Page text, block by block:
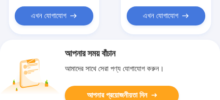
এখন যোগাযোগ এখন যোগাযোগ
আপনার সময় বাঁচান
আমাদের সাথে সেরা পণ্য যোগাযোগ করুন।
আপনার প্রয়োজনীয়তা দিন